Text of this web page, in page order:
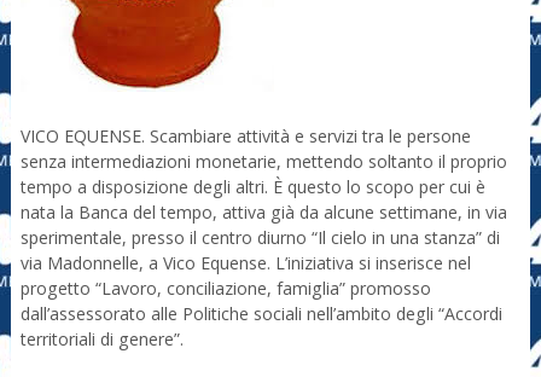
VICO EQUENSE. Scambiare attività e servizi tra le persone
senza intermediazioni monetarie, mettendo soltanto il proprio
tempo a disposizione degli altri. È questo lo scopo per cui è
nata la Banca del tempo, attiva già da alcune settimane, in via
sperimentale, presso il centro diurno “Il cielo in una stanza” di
via Madonnelle, a Vico Equense. L’iniziativa si inserisce nel
progetto “Lavoro, conciliazione, famiglia” promosso
dall’assessorato alle Politiche sociali nell’ambito degli “Accordi
territoriali di genere”.